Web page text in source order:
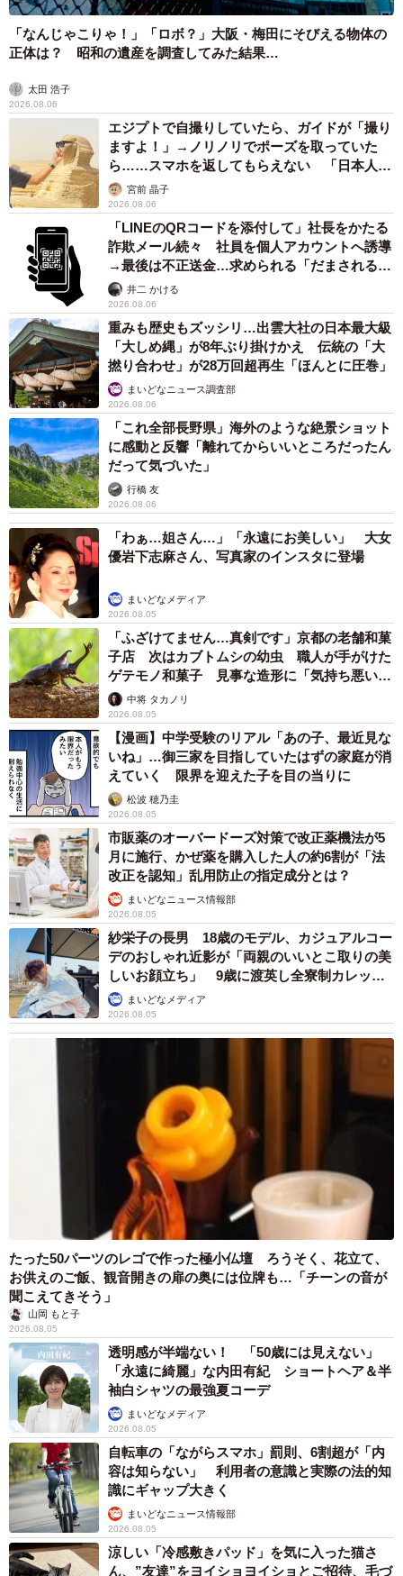
Cさんのお子さんは塾に通うことで、友だちと競い合いながらも一緒に勉
強する楽しさを知ることができたという（イメージ画像）
塾費用が高額でも…Cさん「目標に向かって努力
するという経験は無駄にはならない」
Cさんのお子さんが通うのは大手進学塾。塾に通い始めたの
は、3年の冬からとのこと。
当初は「授業料が無料」ということで軽い気持ちで通わせ
てみたそうです。そして5年の秋、ある公立中高一貫校の文
化祭を見て、お子さんが「この学校に行きたい！」と自ら
受験を希望したといいます。
「最初は塾代もそれほど高くはなかったので軽い気持ちで
通塾させていたのですが、学年が上がるごとに徐々に高額
になってきました。やる気がなければ途中で辞めさせて他
に興味がある習い事などの費用に当てようとも思っていま
したが…文化祭をきっかけに、本人が受験をすることに本
気になったので、目指したいならサポートしてあげたいと
思うようになったんです。
うちの子は環境にかなり左右されやすい傾向があったの
で、同じ目標をもつ仲間の中にいることはモチベーション
を保つ上でも、塾に通い続けることが必要だと感じまし
た。また受験のノウハウはプロに任せるべきだとも考え
て。我が家は、受験勉強ができる環境を手に入れるために
お金をかけたのです。たとえ志望校に合格できなかったと
しても、自分の目標に向かって努力するという経験は無駄
にはならないと思います」とCさん。
これまで中学受験にかかった費用について「確かに高いと
感じましたが親としては全く後悔はないです。子どもは塾
に行くことで他校の友だちもできましたし、競い合いなが
らも一緒に勉強する楽しさを知ることができました。そし
て、何よりもやる気を伸ばしてくれた塾の先生方にも感謝
Cさんのお子さんが目指す公立中高一貫校の入試は2月。何
よりもお子さんの強い意志に"投資"したCさんご家族の思い
が叶い、合格を勝ち取れることを願っています。
◇ ◇
◆鈴木 孝一（スタディスタジオ代表）
1984年生まれ、大阪府出身。東京工業大学大学院 修士課程
修了。在学時からデータ解析系スタートアップにて2年半イ
ンターンシップ生として従事したのち入社。2011年理科教
育会社を設立、代表取締役に就任。実験キットやサイエン
スグッズの開発、理科実験教室カリキュラム構築、出張講
師などを行う。2018年7月スタディスタジオ株式会社を創
業し、代表取締役に就任。「スタスタ」を運営する傍ら、
オンラインで「こどもコーチング」なども行う。NHK「お
はよう日本」などメディアにも出演経験あり。
▽スタスタホームページ
「なんじゃこりゃ！」「ロボ？」大阪・梅田にそびえる物体の
正体は？ 昭和の遺産を調査してみた結果…
太田 浩子
2026.08.06
エジプトで自撮りしていたら、ガイドが「撮り
ますよ！」→ノリノリでポーズを取っていた
ら……スマホを返してもらえない 「日本人は
カモ代表かも」「私は6時間で3万円払った」
宮前 晶子
2026.08.06
「LINEのQRコードを添付して」社長をかたる
詐欺メール続々 社員を個人アカウントへ誘導
→最後は不正送金…求められる「だまされる前
提」の対策
井二 かける
2026.08.06
重みも歴史もズッシリ…出雲大社の日本最大級
「大しめ縄」が8年ぶり掛けかえ 伝統の「大
撚り合わせ」が28万回超再生「ほんとに圧巻」
まいどなニュース調査部
2026.08.06
「これ全部長野県」海外のような絶景ショット
に感動と反響「離れてからいいところだったん
だって気づいた」
行橋 友
2026.08.06
「わぁ…姐さん…」「永遠にお美しい」 大女
優岩下志麻さん、写真家のインスタに登場
まいどなメディア
2026.08.05
「ふざけてません…真剣です」京都の老舗和菓
子店 次はカブトムシの幼虫 職人が手がけた
ゲテモノ和菓子 見事な造形に「気持ち悪いく
らいリアル」
中将 タカノリ
2026.08.05
【漫画】中学受験のリアル「あの子、最近見な
いね」…御三家を目指していたはずの家庭が消
えていく 限界を迎えた子を目の当りに
松波 穂乃圭
2026.08.05
市販薬のオーバードーズ対策で改正薬機法が5
月に施行、かぜ薬を購入した人の約6割が「法
改正を認知」乱用防止の指定成分とは？
まいどなニュース情報部
2026.08.05
紗栄子の長男 18歳のモデル、カジュアルコー
デのおしゃれ近影が「両親のいいとこ取りの美
しいお顔立ち」 9歳に渡英し全寮制カレッジ
で学ぶまいどなメディア
2026.08.05
たった50パーツのレゴで作った極小仏壇 ろうそく、花立て、
お供えのご飯、観音開きの扉の奥には位牌も…「チーンの音が
聞こえてきそう」
山岡 もと子
2026.08.05
透明感が半端ない！ 「50歳には見えない」
「永遠に綺麗」な内田有紀 ショートヘア＆半
袖白シャツの最強夏コーデ
まいどなメディア
2026.08.05
自転車の「ながらスマホ」罰則、6割超が「内
容は知らない」 利用者の意識と実際の法的知
識にギャップ大きく
まいどなニュース情報部
2026.08.05
涼しい「冷感敷きパッド」を気に入った猫さ
ん、”友達”をヨイショヨイショとご招待、毛づ